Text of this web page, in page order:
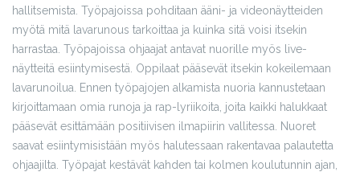
hallitsemista. Työpajoissa pohditaan ääni- ja videonäytteiden
myötä mitä lavarunous tarkoittaa ja kuinka sitä voisi itsekin
harrastaa. Työpajoissa ohjaajat antavat nuorille myös live-
näytteitä esiintymisestä. Oppilaat pääsevät itsekin kokeilemaan
lavarunoilua. Ennen työpajojen alkamista nuoria kannustetaan
kirjoittamaan omia runoja ja rap-lyriikoita, joita kaikki halukkaat
pääsevät esittämään positiivisen ilmapiirin vallitessa. Nuoret
saavat esiintymisistään myös halutessaan rakentavaa palautetta
ohjaajilta. Työpajat kestävät kahden tai kolmen koulutunnin ajan,